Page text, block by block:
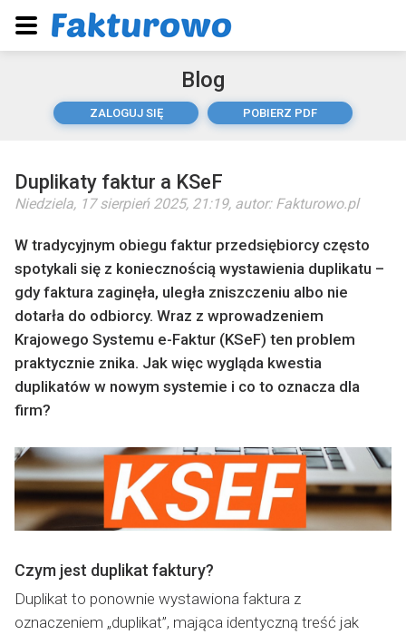
Blog
ZALOGUJ SIĘ POBIERZ PDF
Duplikaty faktur a KSeF
Niedziela, 17 sierpień 2025, 21:19, autor: Fakturowo.pl
W tradycyjnym obiegu faktur przedsiębiorcy często
spotykali się z koniecznością wystawienia duplikatu –
gdy faktura zaginęła, uległa zniszczeniu albo nie
dotarła do odbiorcy. Wraz z wprowadzeniem
Krajowego Systemu e-Faktur (KSeF) ten problem
praktycznie znika. Jak więc wygląda kwestia
duplikatów w nowym systemie i co to oznacza dla
firm?
Czym jest duplikat faktury?
Duplikat to ponownie wystawiona faktura z
oznaczeniem „duplikat”, mająca identyczną treść jak